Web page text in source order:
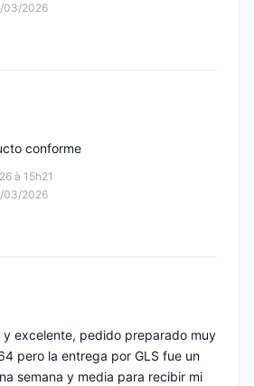
03/2026
à 15h21
03/2026
conforme
excelente, pedido preparado muy
pero la entrega por GLS fue un
semana y media para recibir mi